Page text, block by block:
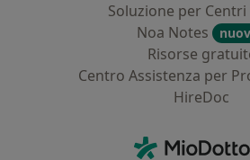
Soluzione per
Noa Notes
Risorse
Centro Assistenza per
HireDoc